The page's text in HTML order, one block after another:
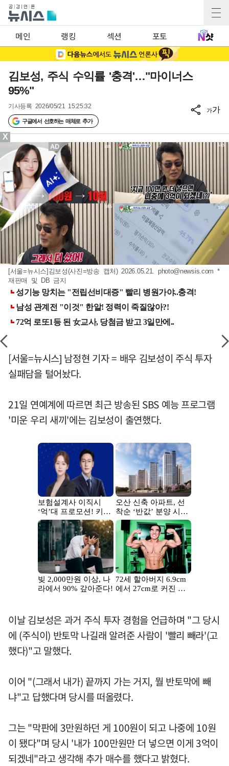
메인 랭킹 섹션 포토
김보성, 주식 수익률 '충격'…"마이너스
95%"
기사등록 2026/05/21 15:25:32
구글에서 선호하는 매체로 추가
가가
[서울=뉴시스]김보성(사진=방송 캡처) 2026.05.21. photo@newsis.com *
재판매 및 DB 금지
[서울=뉴시스] 남정현 기자 = 배우 김보성이 주식 투자
실패담을 털어놨다.
21일 연예계에 따르면 최근 방송된 SBS 예능 프로그램
'미운 우리 새끼'에는 김보성이 출연했다.
이날 김보성은 과거 주식 투자 경험을 언급하며 "그 당시
에 (주식이) 반토막 나길래 알려준 사람이 '빨리 빼라'(고
했다)"고 말했다.
이어 "(그래서 내가) 끝까지 가는 거지, 뭘 반토막에 빼
냐"고 답했다며 당시를 떠올렸다.
그는 "막판에 3만원하던 게 100원이 되고 나중에 10원
이 됐다"며 당시 '내가 100만원만 더 넣으면 이게 3억이
되겠네"라고 생각해 추가 매수를 했다고 밝혔다.
X